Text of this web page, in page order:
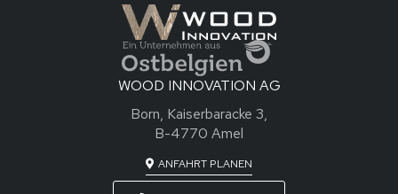
WOOD INNOVATION AG
Born, Kaiserbaracke 3,
B-4770 Amel
ANFAHRT PLANEN